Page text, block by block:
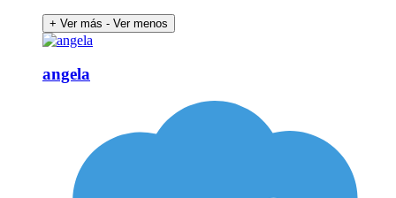
+ Ver más - Ver menos
angela